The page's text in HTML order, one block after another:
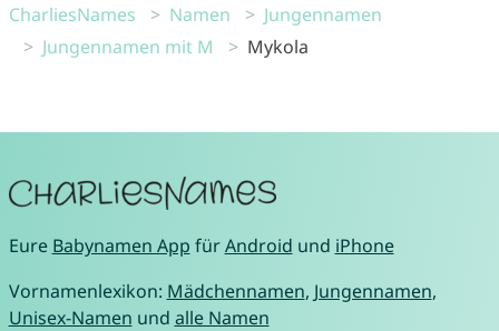
CharliesNames Namen
Jungennamen
Jungennamen mit M
Mykola
Eure Babynamen App fürAndroid und iPhone
Vornamenlexikon: Mädchennamen, Jungennamen,
Unisex-Namen und alle Namen